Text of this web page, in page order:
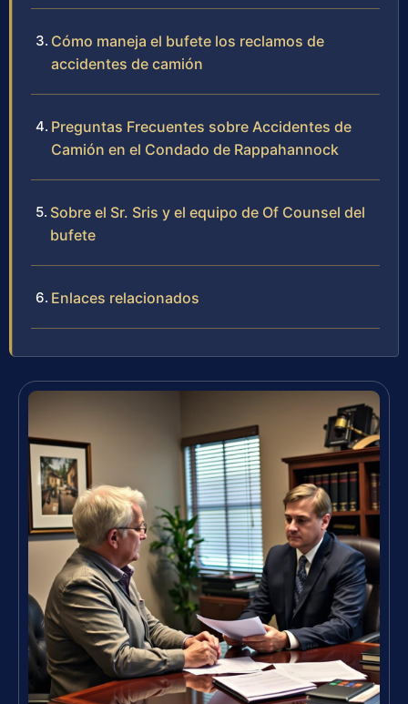
Cómo maneja el bufete los reclamos de
accidentes de camión
Preguntas Frecuentes sobre Accidentes de
Camión en el Condado de Rappahannock
Sobre el Sr. Sris y el equipo de Of Counsel del
bufete
Enlaces relacionados